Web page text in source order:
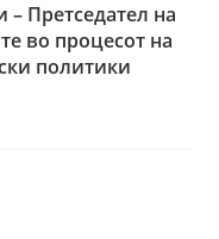
– Претседател на
во процесот на
политики